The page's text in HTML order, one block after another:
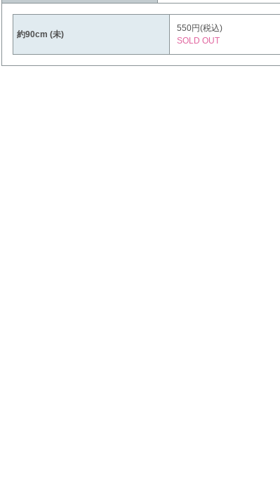
約90cm (未)
550円(税込)
SOLD OUT